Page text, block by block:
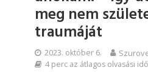
meg nem
traumáját
2023. október 6.
4 perc az átlagos olvasási idő